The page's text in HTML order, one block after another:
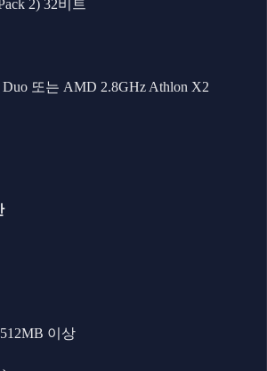
2) 32비트
Duo 또는 AMD 2.8GHz Athlon X2
이상